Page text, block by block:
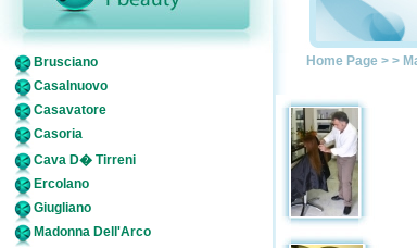
Brusciano
Casalnuovo
Casavatore
Casoria
Cava D� Tirreni
Ercolano
Giugliano
Madonna Dell'Arco
Home Page > >